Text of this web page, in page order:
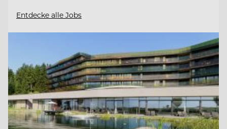
Entdecke alle Jobs